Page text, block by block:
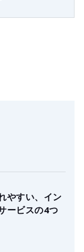
やすい、イン
ービスの4つ